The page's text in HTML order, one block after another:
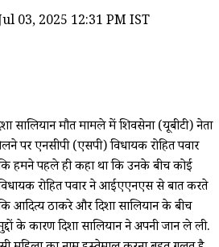
03, 2025 12:31 PM IST
सालियान मौत मामले में शिवसेना (यूबीटी) नेता
पर एनसीपी (एसपी) विधायक रोहित पवार
हमने पहले ही कहा था कि उनके बीच कोई
रोहित पवार ने आईएएनएस से बात करते
आदित्य ठाकरे और दिशा सालियान के बीच
के कारण दिशा सालियान ने अपनी जान ले ली.